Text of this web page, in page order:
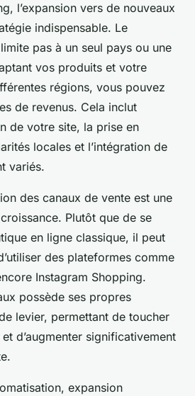
l’expansion vers de nouveaux
indispensable. Le
pas à un seul pays ou une
vos produits et votre
régions, vous pouvez
de revenus. Cela inclut
de votre site, la prise en
locales et l’intégration de
variés.
des canaux de vente est une
Plutôt que de se
en ligne classique, il peut
des plateformes comme
Instagram Shopping.
possède ses propres
levier, permettant de toucher
d’augmenter significativement
expansion